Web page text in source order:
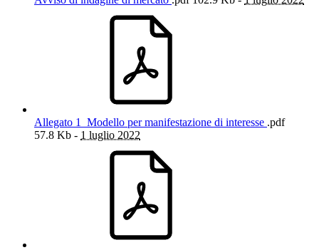
Allegato 1_Modello per manifestazione di interesse .pdf
57.8 Kb - 1 luglio 2022